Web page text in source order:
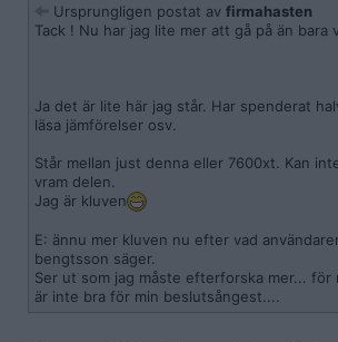
Ursprungligen postat av firmahasten
Tack ! Nu har jag lite mer att gå på än bara
Ja det är lite här jag står. Har spenderat
läsa jämförelser osv.
Står mellan just denna eller 7600xt. Kan
vram delen.
Jag är kluven
E: ännu mer kluven nu efter vad
bengtsson säger.
Ser ut som jag måste efterforska mer... för
är inte bra för min beslutsångest....